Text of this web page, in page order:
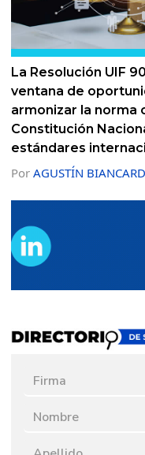
La Resolución UIF
ventana de
armonizar la norma
Constitución
estándares
Por AGUSTÍN